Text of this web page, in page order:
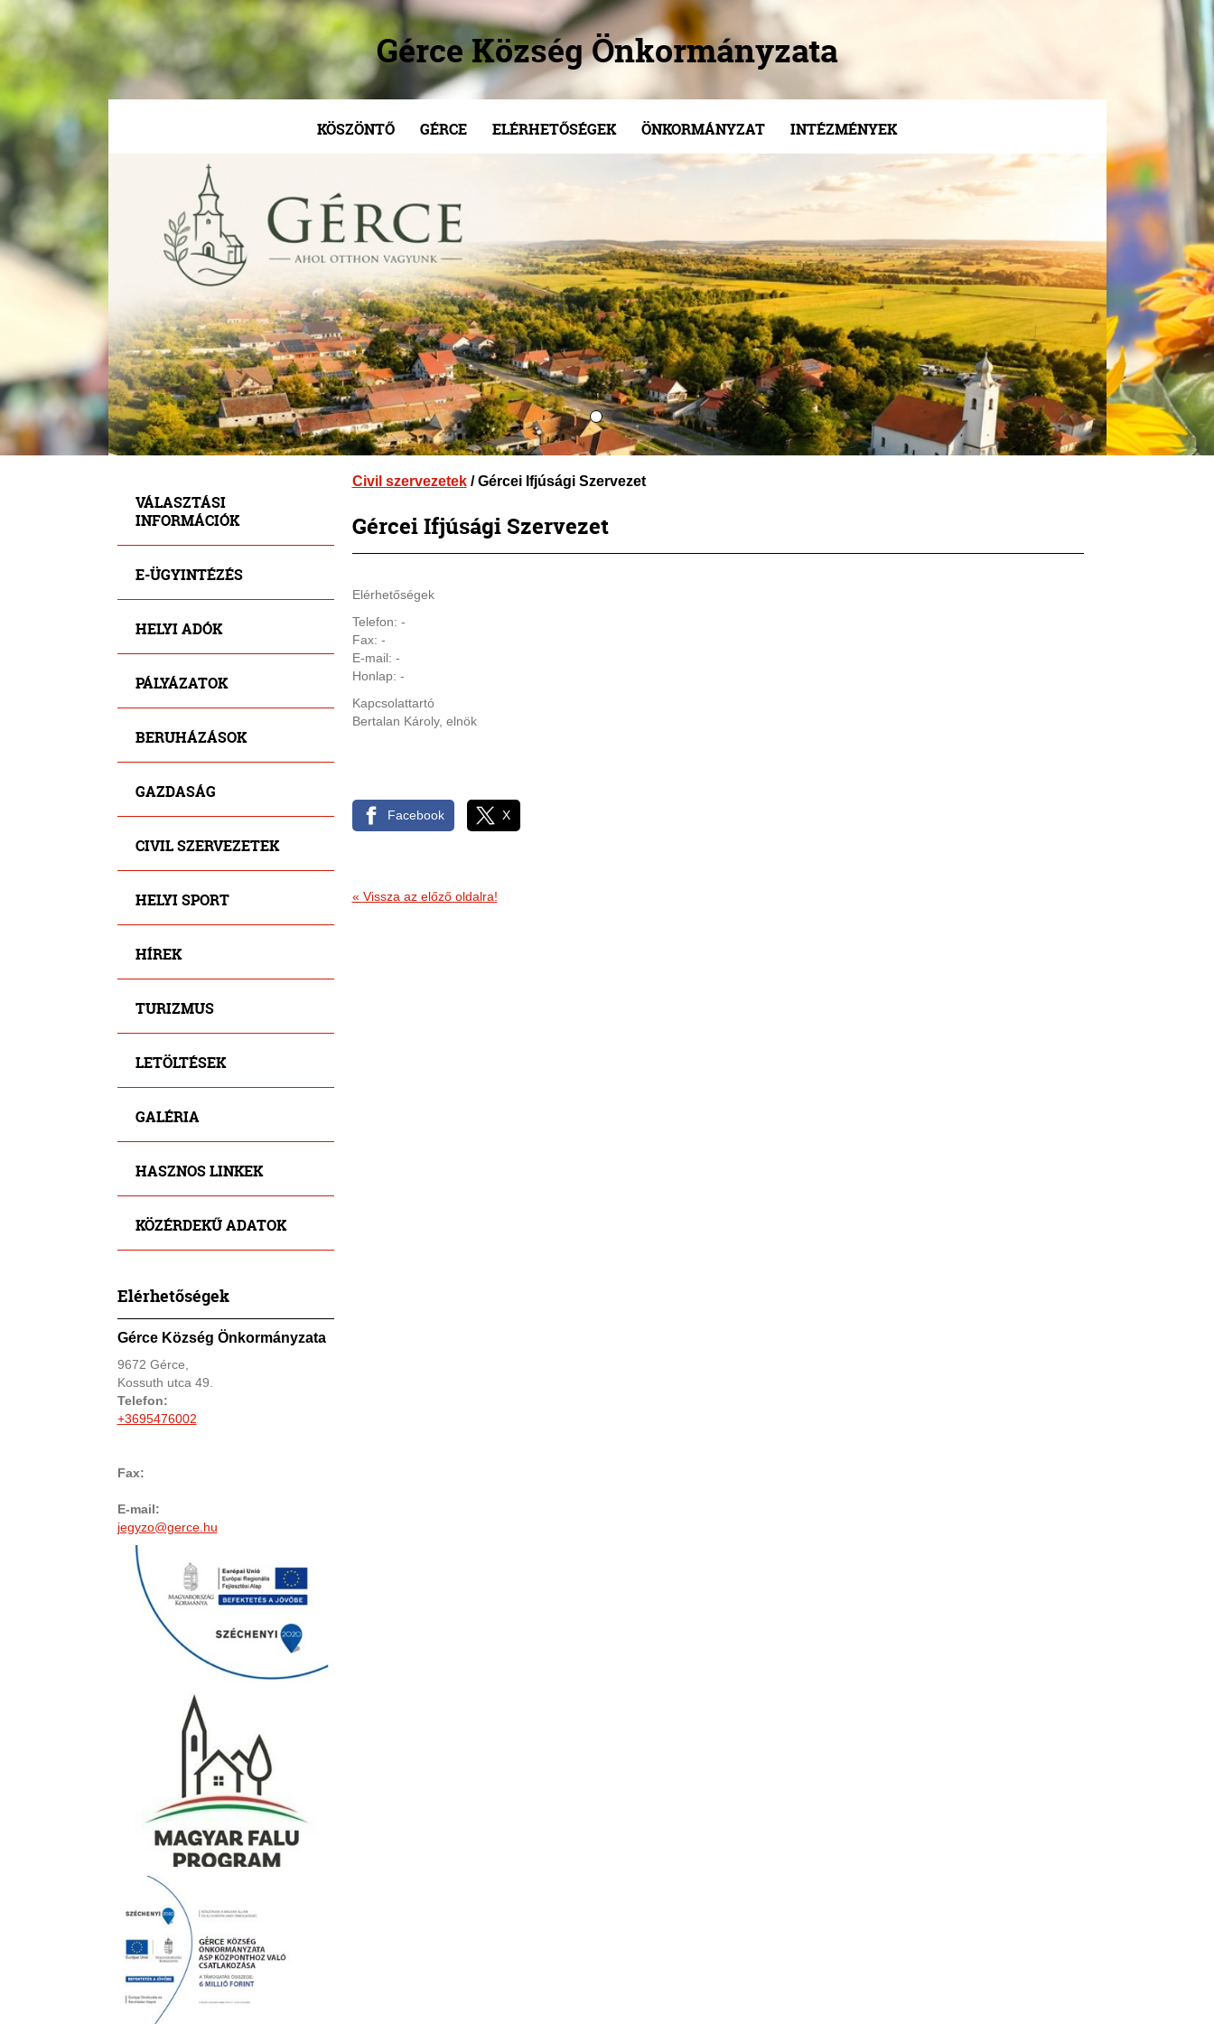
Gérce Község Önkormányzata
KÖSZÖNTŐ GÉRCE ELÉRHETŐSÉGEK ÖNKORMÁNYZAT INTÉZMÉNYEK
VÁLASZTÁSI
INFORMÁCIÓK
E-ÜGYINTÉZÉS
HELYI ADÓK
PÁLYÁZATOK
BERUHÁZÁSOK
GAZDASÁG
CIVIL SZERVEZETEK
HELYI SPORT
HÍREK
TURIZMUS
LETÖLTÉSEK
GALÉRIA
HASZNOS LINKEK
KÖZÉRDEKŰ ADATOK
Elérhetőségek
Gérce Község Önkormányzata
9672 Gérce,
Kossuth utca 49.
Telefon:
+3695476002
Fax:
E-mail:
jegyzo@gerce.hu
Civil szervezetek/ Gércei Ifjúsági Szervezet
Gércei Ifjúsági Szervezet
Elérhetőségek
Telefon: -
Fax: -
E-mail: -
Honlap: -
Kapcsolattartó
Bertalan Károly, elnök
Facebook X
« Vissza az előző oldalra!